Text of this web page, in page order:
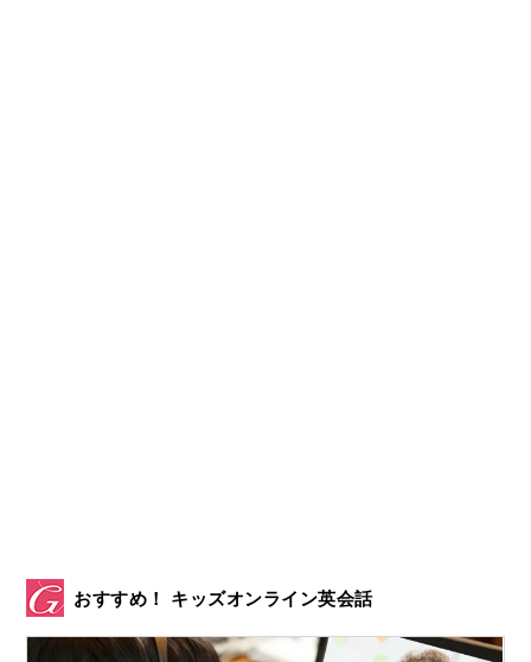
おすすめ！ キッズオンライン英会話